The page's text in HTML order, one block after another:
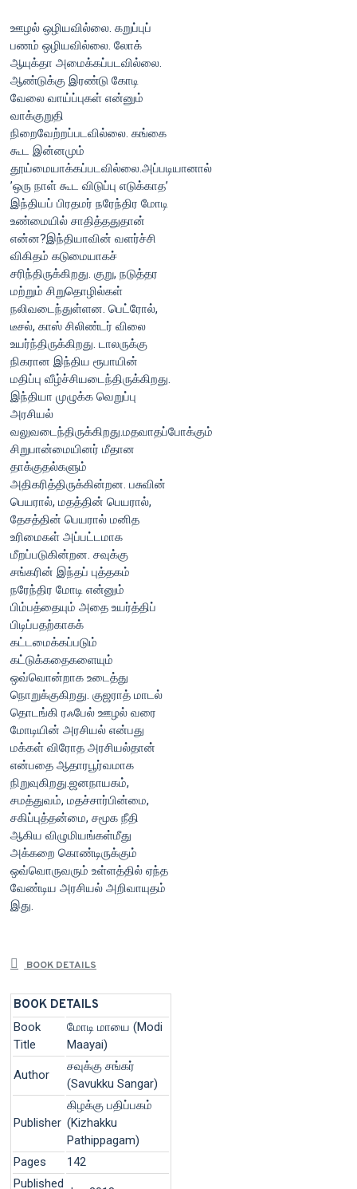
ஊழல் ஒழியவில்லை. கறுப்புப்
பணம் ஒழியவில்லை. லோக்
ஆயுக்தா அமைக்கப்படவில்லை.
ஆண்டுக்கு இரண்டு கோடி
வேலை வாய்ப்புகள் என்னும்
வாக்குறுதி
நிறைவேற்றப்படவில்லை. கங்கை
கூட இன்னமும்
தூய்மையாக்கப்படவில்லை.அப்படியானால்
’ஒரு நாள் கூட விடுப்பு எடுக்காத’
இந்தியப் பிரதமர் நரேந்திர மோடி
உண்மையில் சாதித்ததுதான்
என்ன?இந்தியாவின் வளர்ச்சி
விகிதம் கடுமையாகச்
சரிந்திருக்கிறது. குறு, நடுத்தர
மற்றும் சிறுதொழில்கள்
நலிவடைந்துள்ளன. பெட்ரோல்,
டீசல், காஸ் சிலிண்டர் விலை
உயர்ந்திருக்கிறது. டாலருக்கு
நிகரான இந்திய ரூபாயின்
மதிப்பு வீழ்ச்சியடைந்திருக்கிறது.
இந்தியா முழுக்க வெறுப்பு
அரசியல்
வலுவடைந்திருக்கிறது.மதவாதப்போக்கும்
சிறுபான்மையினர் மீதான
தாக்குதல்களும்
அதிகரித்திருக்கின்றன. பசுவின்
பெயரால், மதத்தின் பெயரால்,
தேசத்தின் பெயரால் மனித
உரிமைகள் அப்பட்டமாக
மீறப்படுகின்றன. சவுக்கு
சங்கரின் இந்தப் புத்தகம்
நரேந்திர மோடி என்னும்
பிம்பத்தையும் அதை உயர்த்திப்
பிடிப்பதற்காகக்
கட்டமைக்கப்படும்
கட்டுக்கதைகளையும்
ஒவ்வொன்றாக உடைத்து
நொறுக்குகிறது. குஜராத் மாடல்
தொடங்கி ரஃபேல் ஊழல் வரை
மோடியின் அரசியல் என்பது
மக்கள் விரோத அரசியல்தான்
என்பதை ஆதாரபூர்வமாக
நிறுவுகிறது.ஜனநாயகம்,
சமத்துவம், மதச்சார்பின்மை,
சகிப்புத்தன்மை, சமூக நீதி
ஆகிய விழுமியங்கள்மீது
அக்கறை கொண்டிருக்கும்
ஒவ்வொருவரும் உள்ளத்தில் ஏந்த
வேண்டிய அரசியல் அறிவாயுதம்
இது.
BOOK DETAILS
BOOK DETAILS
Book
Title
மோடி மாயை (Modi
Maayai)
Author
சவுக்கு சங்கர்
(Savukku Sangar)
Publisher
கிழக்கு பதிப்பகம்
(Kizhakku
Pathippagam)
Pages
142
Published